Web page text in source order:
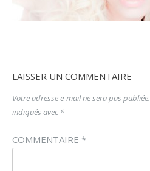
LAISSER UN COMMENTAIRE
Votre adresse e-mail ne sera pas publiée.
indiqués avec *
COMMENTAIRE *